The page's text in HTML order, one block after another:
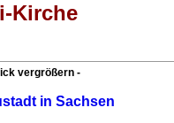
Kirche
vergrößern -